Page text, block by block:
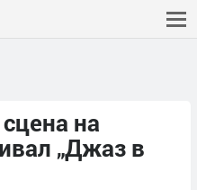
на
„Джаз в